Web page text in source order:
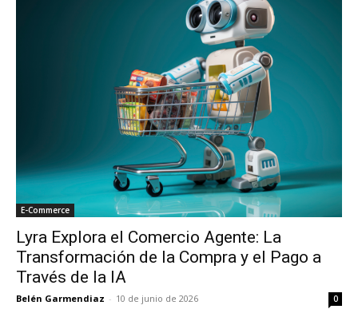
E-Commerce
Lyra Explora el Comercio Agente: La
Transformación de la Compra y el Pago a
Través de la IA
Belén Garmendiaz - 10 de junio de 2026 0